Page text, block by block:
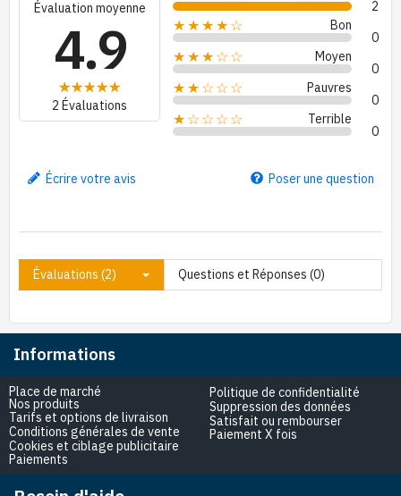
Évaluation moyenne
4.9
2 Évaluations
2
★★★★☆ Bon
0
★★★☆☆ Moyen
0
★★☆☆☆ Pauvres
0
★☆☆☆☆ Terrible
0
Écrire votre avis Poser une question
Évaluations (2) Questions et Réponses (0)
Informations
Place de marché
Nos produits
Tarifs et options de livraison
Conditions générales de vente
Cookies et ciblage publicitaire
Paiements
Politique de confidentialité
Suppression des données
Satisfait ou rembourser
Paiement X fois